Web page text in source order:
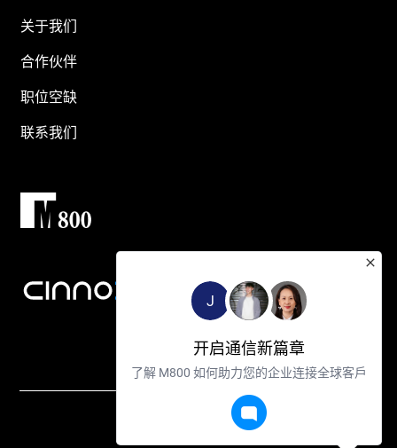
关于我们
合作伙伴
职位空缺
联系我们
J
开启通信新篇章
了解 M800 如何助力您的企业连接全球客戶